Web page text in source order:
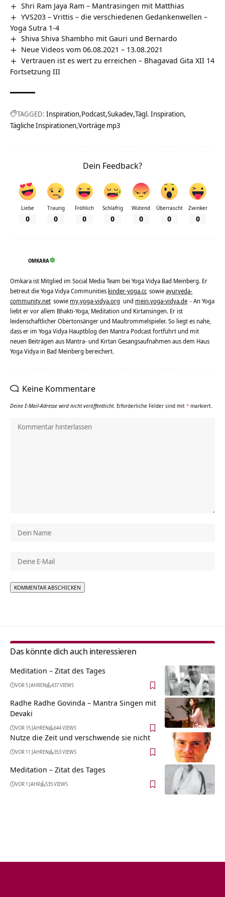
Shri Ram Jaya Ram – Mantrasingen mit Matthias
YVS203 – Vrittis – die verschiedenen Gedankenwellen –
Yoga Sutra 1-4
Shiva Shiva Shambho mit Gauri und Bernardo
Neue Videos vom 06.08.2021 – 13.08.2021
Vertrauen ist es wert zu erreichen – Bhagavad Gita XII 14
Fortsetzung III
TAGGED: Inspiration Podcast Sukadev Tägl. Inspiration
Tägliche Inspirationen Vorträge mp3
Dein Feedback?
Liebe
0
Traurig
0
Fröhlich
0
Schläfrig
0
Wütend
0
Überrascht
0
Zwinker
0
OMKARA
Omkara ist Mitglied im Social Media Team bei Yoga Vidya Bad Meinberg. Er
betreut die Yoga Vidya Communities kinder-yoga.cc sowieayurveda-
community.net sowie my.yoga-vidya.org und mein.yoga-vidya.de - An Yoga
liebt er vor allem Bhakti-Yoga, Meditation und Kirtansingen. Er ist
leidenschaftlicher Obertonsänger und Maultrommelspieler. So liegt es nahe,
dass er im Yoga Vidya Hauptblog den Mantra Podcast fortführt und mit
neuen Beiträgen aus Mantra- und Kirtan Gesangsaufnahmen aus dem Haus
Yoga Vidya in Bad Meinberg bereichert.
Keine Kommentare
Deine E-Mail-Adresse wird nicht veröffentlicht. Erforderliche Felder sind mit * markiert.
Das könnte dich auch interessieren
Meditation – Zitat des Tages
VOR 5 JAHREN 437 VIEWS
Radhe Radhe Govinda – Mantra Singen mit
Devaki
VOR 15 JAHREN 644 VIEWS
Nutze die Zeit und verschwende sie nicht
VOR 11 JAHREN 353 VIEWS
Meditation – Zitat des Tages
VOR 1 JAHR 535 VIEWS